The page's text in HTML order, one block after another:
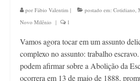
por Fábio Valentim | postado em: Cotidiano,
Novo Milênio | 1
Vamos agora tocar em um assunto
complexo no assunto: trabalho
podem afirmar sobre a Abolição da
ocorrera em 13 de maio de 1888,